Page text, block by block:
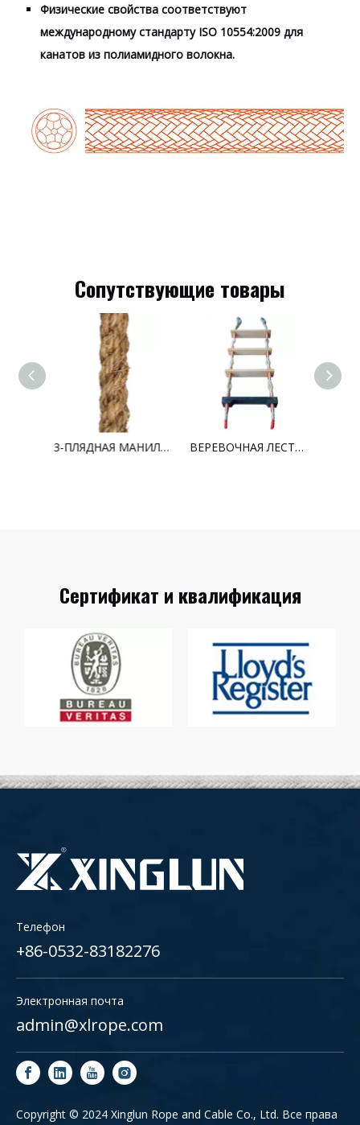
Физические свойства соответствуют
международному стандарту ISO 10554:2009 для
канатов из полиамидного волокна.
Сопутствующие товары
3-ПЛЯДНАЯ МАНИЛСКАЯ ВЕРЕВКА ВЕРЕВОЧНАЯ ЛЕСТНИЦА
Сертификат и квалификация
Телефон
+86-0532-83182276
Электронная почта
admin@xlrope.com
Copyright © 2024 Xinglun Rope and Cable Co., Ltd. Все права